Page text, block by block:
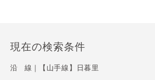
現在の検索条件
沿 線｜ 【山手線】日暮里